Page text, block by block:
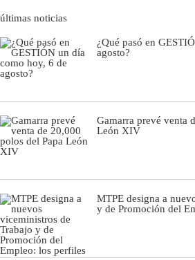
últimas noticias
¿Qué pasó en
agosto?
Gamarra prevé venta
León XIV
MTPE designa a
y de Promoción del